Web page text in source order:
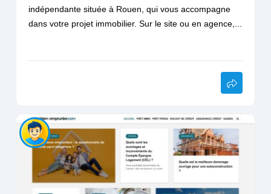
indépendante située à Rouen, qui vous accompagne
dans votre projet immobilier. Sur le site ou en agence,...